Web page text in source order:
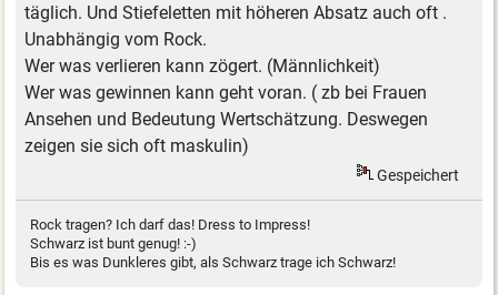
täglich. Und Stiefeletten mit höheren Absatz auch oft .
Unabhängig vom Rock.
Wer was verlieren kann zögert. (Männlichkeit)
Wer was gewinnen kann geht voran. ( zb bei Frauen
Ansehen und Bedeutung Wertschätzung. Deswegen
zeigen sie sich oft maskulin)
Gespeichert
Rock tragen? Ich darf das! Dress to Impress!
Schwarz ist bunt genug! :-)
Bis es was Dunkleres gibt, als Schwarz trage ich Schwarz!